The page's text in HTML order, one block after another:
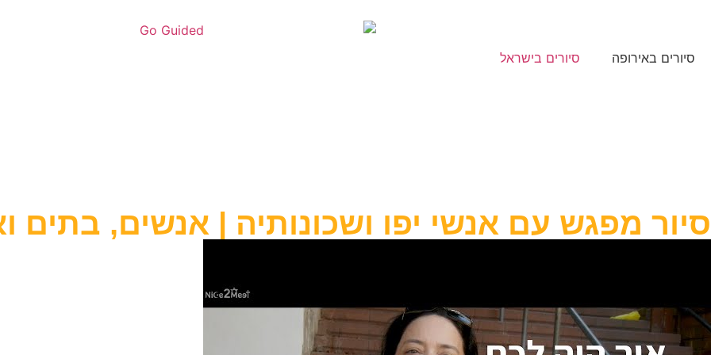
סיורים באירופה סיורים בישראל
סיור מפגש עם אנשי יפו ושכונותיה | אנשים, בתים